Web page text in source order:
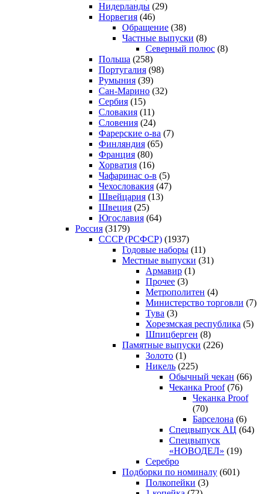
Нидерланды (29)
Норвегия (46)
Обращение (38)
Частные выпуски (8)
Северный полюс (8)
Польша (258)
Португалия (98)
Румыния (39)
Сан-Марино (32)
Сербия (15)
Словакия (11)
Словения (24)
Фарерские о-ва (7)
Финляндия (65)
Франция (80)
Хорватия (16)
Чафаринас о-в (5)
Чехословакия (47)
Швейцария (13)
Швеция (25)
Югославия (64)
Россия (3179)
CCCP (РСФСР) (1937)
Годовые наборы (11)
Местные выпуски (31)
Армавир (1)
Прочее (3)
Метрополитен (4)
Министерство торговли (7)
Тува (3)
Хорезмская республика (5)
Шпицберген (8)
Памятные выпуски (226)
Золото (1)
Никель (225)
Обычный чекан (66)
Чеканка Proof(76)
Чеканка Proof
(70)
Барселона (6)
Спецвыпуск АЦ (64)
Спецвыпуск
«НОВОДЕЛ» (19)
Серебро
Подборки по номиналу (601)
Полкопейки (3)